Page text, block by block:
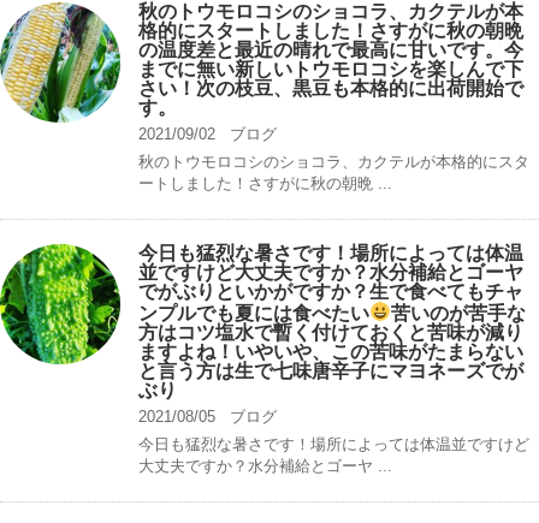
秋のトウモロコシのショコラ、カクテルが本
格的にスタートしました！さすがに秋の朝晩
の温度差と最近の晴れで最高に甘いです。今
までに無い新しいトウモロコシを楽しんで下
さい！次の枝豆、黒豆も本格的に出荷開始で
す。
2021/09/02
ブログ
秋のトウモロコシのショコラ、カクテルが本格的にスタ
ートしました！さすがに秋の朝晩 ...
今日も猛烈な暑さです！場所によっては体温
並ですけど大丈夫ですか？水分補給とゴーヤ
でがぶりといかがですか？生で食べてもチャ
ンプルでも夏には食べたい
苦いのが苦手な
方はコツ塩水で暫く付けておくと苦味が減り
ますよね！いやいや、この苦味がたまらない
と言う方は生で七味唐辛子にマヨネーズでが
ぶり
2021/08/05
ブログ
今日も猛烈な暑さです！場所によっては体温並ですけど
大丈夫ですか？水分補給とゴーヤ ...